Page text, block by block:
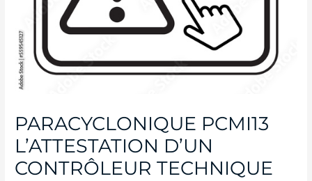
PARACYCLONIQUE PCMI13
L’ATTESTATION D’UN
CONTRÔLEUR TECHNIQUE